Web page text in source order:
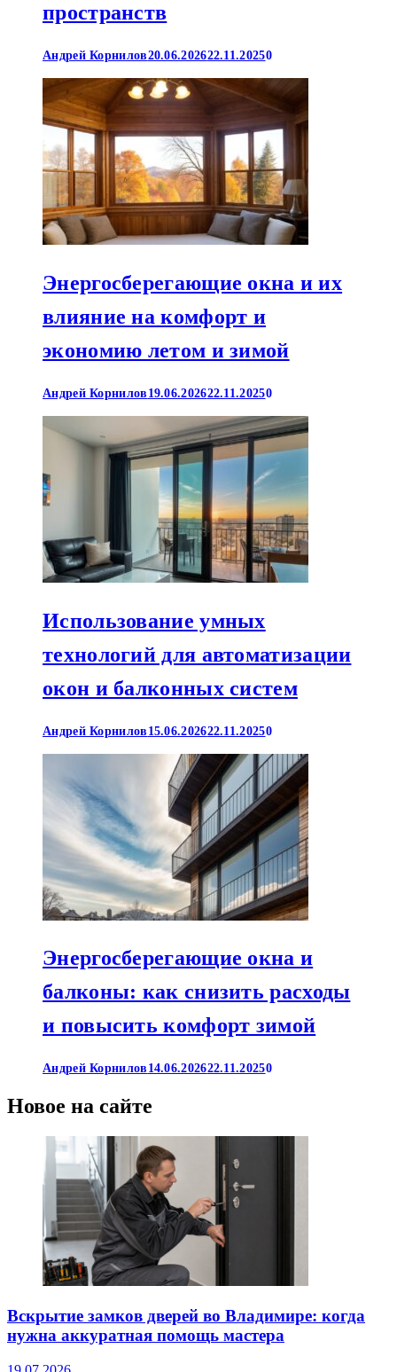
пространств
Андрей Корнилов20.06.202622.11.20250
Энергосберегающие окна и их
влияние на комфорт и
экономию летом и зимой
Андрей Корнилов 19.06.202622.11.20250
Использование умных
технологий для автоматизации
окон и балконных систем
Андрей Корнилов 15.06.202622.11.20250
Энергосберегающие окна и
балконы: как снизить расходы
и повысить комфорт зимой
Андрей Корнилов 14.06.202622.11.20250
Новое на сайте
Вскрытие замков дверей во Владимире: когда
нужна аккуратная помощь мастера